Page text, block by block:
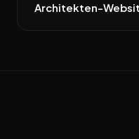
Architekten-